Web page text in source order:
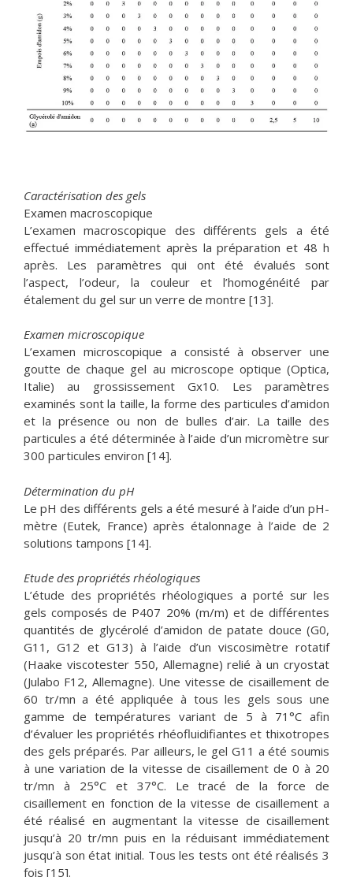
Caractérisation des gels
Examen macroscopique
L’examen macroscopique des différents gels a été
effectué immédiatement après la préparation et 48 h
après. Les paramètres qui ont été évalués sont
l’aspect, l’odeur, la couleur et l’homogénéité par
étalement du gel sur un verre de montre [13].
Examen microscopique
L’examen microscopique a consisté à observer une
goutte de chaque gel au microscope optique (Optica,
Italie) au grossissement Gx10. Les paramètres
examinés sont la taille, la forme des particules d’amidon
et la présence ou non de bulles d’air. La taille des
particules a été déterminée à l’aide d’un micromètre sur
300 particules environ [14].
Détermination du pH
Le pH des différents gels a été mesuré à l’aide d’un pH-
mètre (Eutek, France) après étalonnage à l’aide de 2
solutions tampons [14].
Etude des propriétés rhéologiques
L’étude des propriétés rhéologiques a porté sur les
gels composés de P407 20% (m/m) et de différentes
quantités de glycérolé d’amidon de patate douce (G0,
G11, G12 et G13) à l’aide d’un viscosimètre rotatif
(Haake viscotester 550, Allemagne) relié à un cryostat
(Julabo F12, Allemagne). Une vitesse de cisaillement de
60 tr/mn a été appliquée à tous les gels sous une
gamme de températures variant de 5 à 71°C afin
d’évaluer les propriétés rhéofluidifiantes et thixotropes
des gels préparés. Par ailleurs, le gel G11 a été soumis
à une variation de la vitesse de cisaillement de 0 à 20
tr/mn à 25°C et 37°C. Le tracé de la force de
cisaillement en fonction de la vitesse de cisaillement a
été réalisé en augmentant la vitesse de cisaillement
jusqu’à 20 tr/mn puis en la réduisant immédiatement
jusqu’à son état initial. Tous les tests ont été réalisés 3
fois [15].